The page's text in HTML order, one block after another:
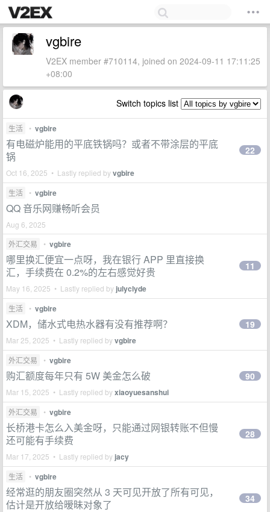
vgbire
V2EX member #710114, joined on 2024-09-11 17:11:25
+08:00
Switch topics list
生活 • vgbire
有电磁炉能用的平底铁锅吗？或者不带涂层的平底
锅
Oct 16, 2025 • Lastly replied byvgbire
22
生活 • vgbire
QQ 音乐网赚畅听会员
Aug 6, 2025
外汇交易
• vgbire
哪里换汇便宜一点呀，我在银行 APP 里直接换
汇，手续费在 0.2%的左右感觉好贵
May 16, 2025 • Lastly replied by julyclyde
11
生活 • vgbire
XDM，储水式电热水器有没有推荐啊？
Mar 25, 2025 • Lastly replied byvgbire
19
外汇交易 • vgbire
购汇额度每年只有 5W 美金怎么破
Mar 15, 2025 • Lastly replied byxiaoyuesanshui
90
外汇交易 • vgbire
长桥港卡怎么入美金呀，只能通过网银转账不但慢
还可能有手续费
Mar 17, 2025 • Lastly replied by jacy
28
生活 • vgbire
经常逛的朋友圈突然从 3 天可见开放了所有可见，
估计是开放给暧昧对象了
34